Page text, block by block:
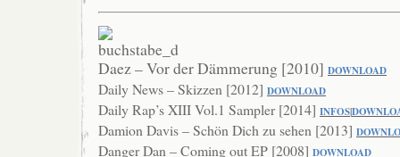
Daez – Vor der Dämmerung [2010] DOWNLOAD
Daily News – Skizzen [2012] DOWNLOAD
Daily Rap’s XIII Vol.1 Sampler [2014] INFOS|
Damion Davis – Schön Dich zu sehen [2013]
Danger Dan – Coming out EP [2008] DOWNLOAD